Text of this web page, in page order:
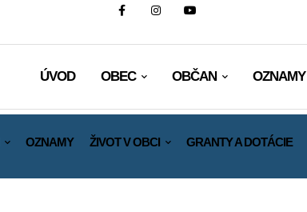
ÚVOD OBEC OBČAN OZNAMY
OZNAMY ŽIVOT V OBCI GRANTY A DOTÁCIE